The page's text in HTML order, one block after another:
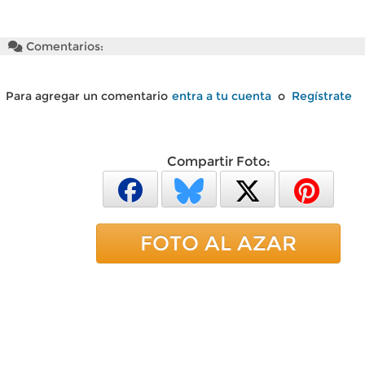
Comentarios:
Para agregar un comentario entra a tu cuenta o Regístrate
Compartir Foto:
FOTO AL AZAR